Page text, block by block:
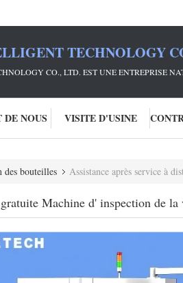
TECHNOLOGY
CO., LTD. EST UNE ENTREPRISE
DE NOUS VISITE D'USINE
des bouteilles Assistance après service à
Machine d' inspection de